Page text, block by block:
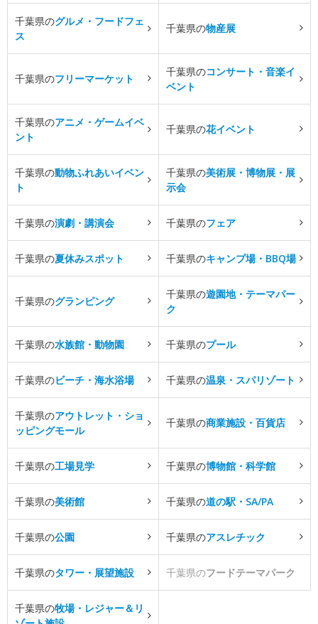
千葉県のグルメ・フードフェ
ス
千葉県の物産展
千葉県のフリーマーケット
千葉県のコンサート・音楽イ
ベント
千葉県のアニメ・ゲームイベ
ント
千葉県の花イベント
千葉県の動物ふれあいイベン
ト
千葉県の美術展・博物展・展
示会
千葉県の演劇・講演会 千葉県のフェア
千葉県の夏休みスポット 千葉県のキャンプ場・BBQ場
千葉県のグランピング
千葉県の遊園地・テーマパー
ク
千葉県の水族館・動物園 千葉県のプール
千葉県のビーチ・海水浴場 千葉県の温泉・スパリゾート
千葉県のアウトレット・ショ
ッピングモール
千葉県の商業施設・百貨店
千葉県の工場見学 千葉県の博物館・科学館
千葉県の美術館 千葉県の道の駅・SA/PA
千葉県の公園 千葉県のアスレチック
千葉県のタワー・展望施設 千葉県のフードテーマパーク
千葉県の牧場・レジャー＆リ